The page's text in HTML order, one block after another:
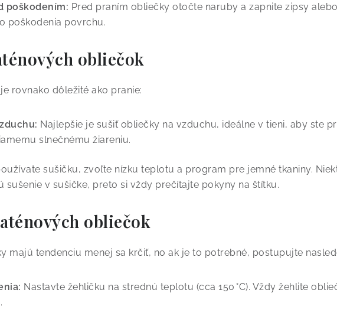
poškodením: Pred praním obliečky otočte naruby a zapnite zipsy
poškodenia povrchu.
obliečok
rovnako dôležité ako pranie:
Najlepšie je sušiť obliečky na vzduchu, ideálne v tieni, aby ste
slnečnému žiareniu.
sušičku, zvoľte nízku teplotu a program pre jemné tkaniny.
sušenie v sušičke, preto si vždy prečítajte pokyny na štítku.
obliečok
majú tendenciu menej sa krčiť, no ak je to potrebné, postupujte
Nastavte žehličku na strednú teplotu (cca 150 °C). Vždy žehlite